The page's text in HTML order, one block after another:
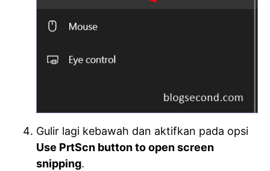
Gulir lagi kebawah dan aktifkan pada opsi
Use PrtScn button to open screen
snipping.